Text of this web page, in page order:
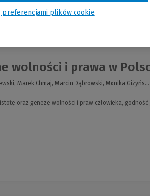
wolności i prawa w
Marek Chmaj, Marcin Dąbrowski, Monika Giżyńs...
oraz genezę wolności i praw człowieka,
preferencjami plików cookie